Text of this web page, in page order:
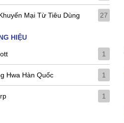
Mại Từ Tiêu Dùng 27
HIỆU
1
Hwa Hàn Quốc 1
1
THÊM VÀO GIỎ HÀNG